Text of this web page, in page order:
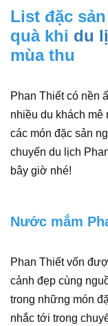
List đặc
quà khi du
mùa thu
Phan Thiết có nền
nhiều du khách
các món đặc sản
chuyến du lịch
bây giờ nhé!
Nước mắm
Phan Thiết vốn
cảnh đẹp cùng
trong những món
nhắc tới trong